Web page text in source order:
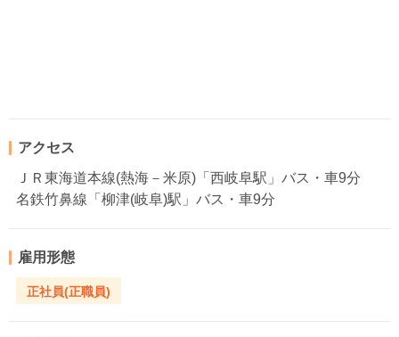
アクセス
ＪＲ東海道本線(熱海－米原)「西岐阜駅」バス・車9分
名鉄竹鼻線「柳津(岐阜)駅」バス・車9分
雇用形態
正社員(正職員)